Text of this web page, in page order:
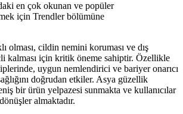
en çok okunan ve popüler
için Trendler bölümüne
olması, cildin nemini koruması ve dış
kalması için kritik öneme sahiptir. Özellikle
uygun nemlendirici ve bariyer onarıcı
doğrudan etkiler. Asya güzellik
bir ürün yelpazesi sunmakta ve kullanıcılar
almaktadır.